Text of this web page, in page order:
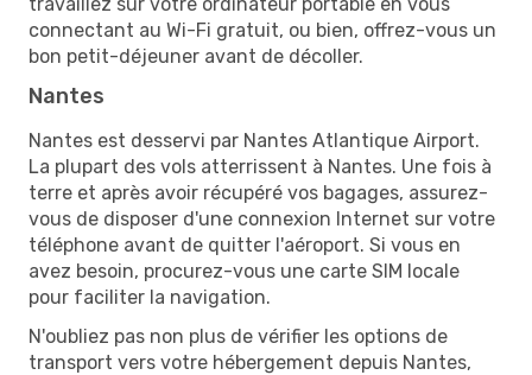
connectant au Wi-Fi gratuit, ou bien, offrez-vous un
bon petit-déjeuner avant de décoller.
Nantes
Nantes est desservi par Nantes Atlantique Airport.
La plupart des vols atterrissent à Nantes. Une fois à
terre et après avoir récupéré vos bagages, assurez-
vous de disposer d'une connexion Internet sur votre
téléphone avant de quitter l'aéroport. Si vous en
avez besoin, procurez-vous une carte SIM locale
pour faciliter la navigation.
N'oubliez pas non plus de vérifier les options de
transport vers votre hébergement depuis Nantes,